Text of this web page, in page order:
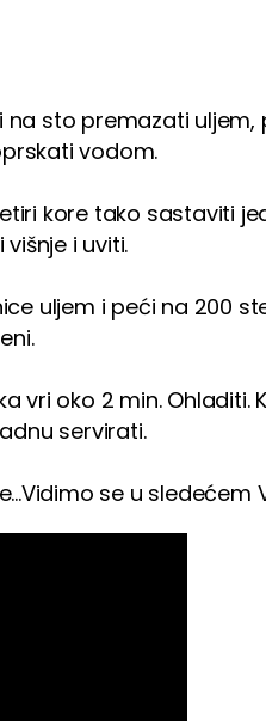
na sto premazati uljem,
vodom.
kore tako sastaviti
i uviti.
uljem i peći na 200
vri oko 2 min. Ohladiti.
servirati.
se u sledećem